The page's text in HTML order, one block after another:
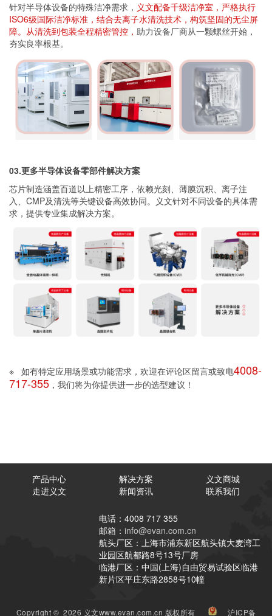
针对半导体设备的特殊洁净需求， 义文配备千级洁净室，严格执行
ISO6级国际洁净标准，结合去离子水清洗技术，构筑坚固的无尘屏
障。从清洗到包装全程精密管控， 助力设备厂商从一颗螺丝开始，
夯实良率根基。
03.更多半导体设备零部件解决方案
芯片制造涵盖百道以上精密工序，依赖光刻、薄膜沉积、离子注
入、CMP及清洗等关键设备高效协同。义文针对不同设备的具体需
求，提供专业集成解决方案。
※ 如有特定应用场景或功能需求，欢迎在评论区留言或致电4008-
717-355 ，我们将为你提供进一步的选型建议！
产品中心 解决方案
义文商城
走进义文
新闻资讯 联系我们
电话：4008 717 355
邮箱： info@evan.com.cn
航头厂区：上海市浦东新区航头镇大麦湾工
业园区航都路8号13号厂房
临港厂区：中国(上海)自由贸易试验区临港
新片区平庄东路2858号10幢
Copyright © 2026 义文www.evan.com.cn 版权所有 沪ICP备